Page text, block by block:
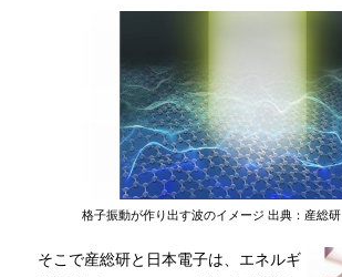
格子振動が作り出す波のイメージ 出典：産総研
そこで産総研と日本電子は、エネルギ